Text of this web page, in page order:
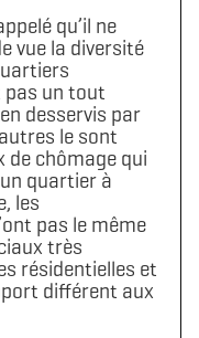
qu’il ne
vue la diversité
un tout
desservis par
le sont
de chômage qui
quartier à
les
pas le même
très
résidentielles et
différent aux